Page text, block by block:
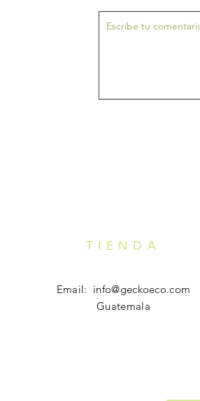
TIENDA
Email: info@geckoeco.com
Guatemala